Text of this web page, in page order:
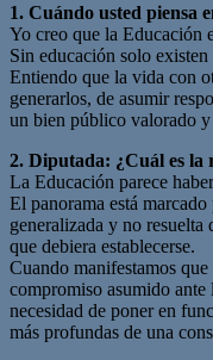
1. Cuándo usted piensa
Yo creo que la Educación
Sin educación solo
Entiendo que la vida con
generarlos, de asumir
un bien público valorado
2. Diputada: ¿Cuál es la
La Educación parece
El panorama está
generalizada y no
que debiera establecerse.
Cuando manifestamos
compromiso asumido
necesidad de poner en
más profundas de una